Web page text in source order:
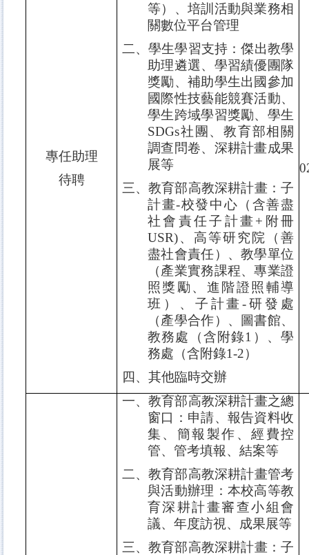
專任助理
待聘
等）、培訓活動與業務相
關數位平台管理
二、學生學習支持：傑出教學
助理遴選、學習績優團隊
獎勵、補助學生出國參加
國際性技藝能競賽活動、
學生跨域學習獎勵、學生
SDGs社團、教育部相關
調查問卷、 深耕計畫成果
展等
三、教育部高教深耕計畫：子
計畫-校發中心（含善盡
社會責任子計畫+ 附冊
USR)、高等研究院（善
盡社會責任）、教學單位
（產業實務課程、專業證
照獎勵、進階證照輔導
班）、子計畫-研發處
（產學合作）、圖書館、
教務處（含附錄1 ）、學
務處（含附錄1-2）
四、其他臨時交辦
一、教育部高教深耕計畫之總
窗口：申請、報告資料收
集、簡報製作、經費控
管、管考填報、結案等
二、教育部高教深耕計畫管考
與活動辦理：本校高等教
育深耕計畫審查小組會
議、年度訪視、成果展等
三、教育部高教深耕計畫：子